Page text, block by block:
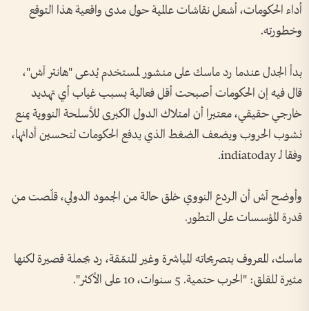
أداء الحكومات، أشعل نقاشات عالمية حول مدى واقعية هذا التوقع
وخطورته.
بدأ الجدل عندما رد ماسك على منشور لمستخدم يُدعى "هانتر آش"،
قال فيه إن الحكومات أصبحت أقل فعالية بسبب غياب أي تهديد
خارجي حقيقي، معتبرا أن امتلاك الدول الكبرى للأسلحة النووية يمنع
نشوب الحروب ويضعف الضغط الذي يدفع الحكومات لتحسين أدائها،
وفقا لـ indiatoday.
وأوضح آش أن الردع النووي خلق حالة من الجمود الدولي، قلّصت من
قدرة المؤسسات على التطور.
ماسك، المعروف بتصريحاته المباشرة وغير المنمّقة، رد بجملة قصيرة لكنها
مثيرة للقلق: "الحرب حتمية. 5 سنوات، 10 على الأكثر".